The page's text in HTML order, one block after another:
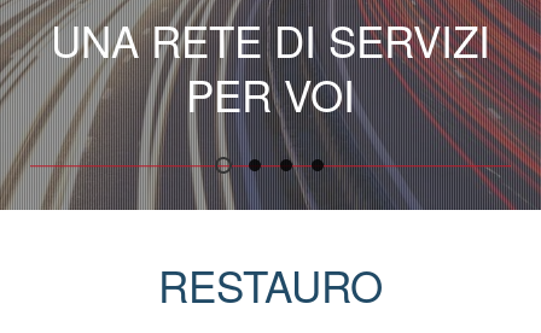
UNA RETE DI SERVIZI
PER VOI
RESTAURO